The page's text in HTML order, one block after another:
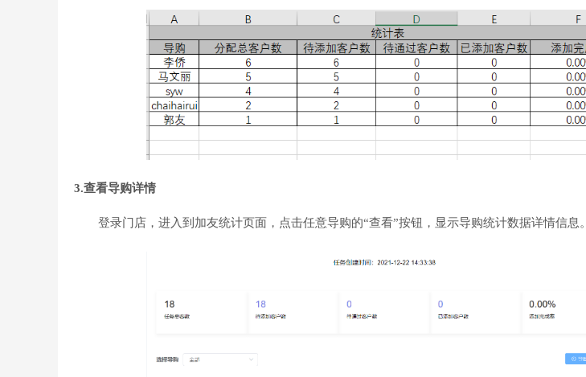
3.查看导购详情
登录门店，进入到加友统计页面，点击任意导购的“查看”按钮，显示导购统计数据详情信息。